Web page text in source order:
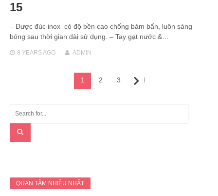
15
– Được đúc inox có độ bền cao chống bám bẩn, luôn sáng
bóng sau thời gian dài sử dụng. – Tay gạt nước &…
8 YEARSAGO ADMIN
1 2 3 Next
QUAN TÂM NHIỀU NHẤT